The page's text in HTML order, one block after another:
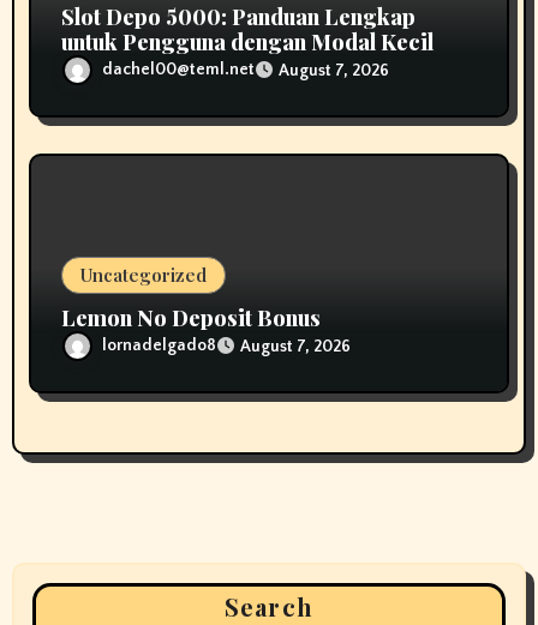
Slot Depo 5000: Panduan Lengkap
untuk Pengguna dengan Modal Kecil
dachel00@teml.net August 7, 2026
Uncategorized
Lemon No Deposit Bonus
lornadelgado8 August 7, 2026
Search